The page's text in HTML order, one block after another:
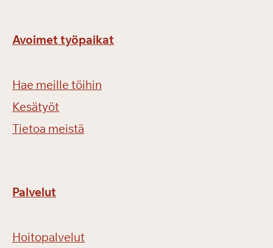
Avoimet työpaikat
Hae meille töihin
Kesätyöt
Tietoa meistä
Palvelut
Hoitopalvelut